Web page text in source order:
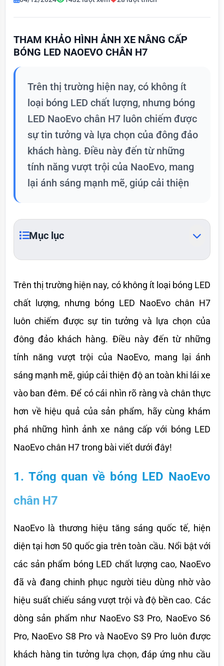
THAM KHẢO HÌNH ẢNH XE NÂNG CẤP
BÓNG LED NAOEVO CHÂN H7
Trên thị trường hiện nay, có không ít
loại bóng LED chất lượng, nhưng bóng
LED NaoEvo chân H7 luôn chiếm được
sự tin tưởng và lựa chọn của đông đảo
khách hàng. Điều này đến từ những
tính năng vượt trội của NaoEvo, mang
lại ánh sáng mạnh mẽ, giúp cải thiện
Mục lục
Trên thị trường hiện nay, có không ít loại bóng LED
chất lượng, nhưng bóng LED NaoEvo chân H7
luôn chiếm được sự tin tưởng và lựa chọn của
đông đảo khách hàng. Điều này đến từ những
tính năng vượt trội của NaoEvo, mang lại ánh
sáng mạnh mẽ, giúp cải thiện độ an toàn khi lái xe
vào ban đêm. Để có cái nhìn rõ ràng và chân thực
hơn về hiệu quả của sản phẩm, hãy cùng khám
phá những hình ảnh xe nâng cấp với bóng LED
NaoEvo chân H7 trong bài viết dưới đây!
1. Tổng quan về bóng LED NaoEvo
chân H7
NaoEvo là thương hiệu tăng sáng quốc tế, hiện
diện tại hơn 50 quốc gia trên toàn cầu. Nổi bật với
các sản phẩm bóng LED chất lượng cao, NaoEvo
đã và đang chinh phục người tiêu dùng nhờ vào
hiệu suất chiếu sáng vượt trội và độ bền cao. Các
dòng sản phẩm như NaoEvo S3 Pro, NaoEvo S6
Pro, NaoEvo S8 Pro và NaoEvo S9 Pro luôn được
khách hàng tin tưởng lựa chọn, đáp ứng nhu cầu